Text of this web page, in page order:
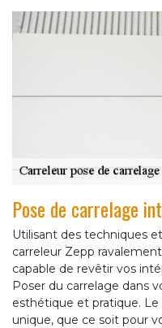
Pose de carrelage
Utilisant des techniques
carreleur Zepp
capable de revêtir vos
Poser du carrelage dans
esthétique et pratique.
unique, que ce soit pour